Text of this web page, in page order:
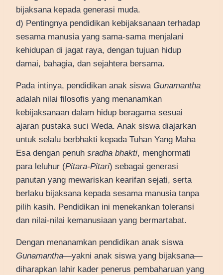
bijaksana kepada generasi muda.
d) Pentingnya pendidikan kebijaksanaan terhadap
sesama manusia yang sama-sama menjalani
kehidupan di jagat raya, dengan tujuan hidup
damai, bahagia, dan sejahtera bersama.
Pada intinya, pendidikan anak siswa Gunamantha
adalah nilai filosofis yang menanamkan
kebijaksanaan dalam hidup beragama sesuai
ajaran pustaka suci Weda. Anak siswa diajarkan
untuk selalu berbhakti kepada Tuhan Yang Maha
Esa dengan penuh sradha bhakti, menghormati
para leluhur (Pitara-Pitari) sebagai generasi
panutan yang mewariskan kearifan sejati, serta
berlaku bijaksana kepada sesama manusia tanpa
pilih kasih. Pendidikan ini menekankan toleransi
dan nilai-nilai kemanusiaan yang bermartabat.
Dengan menanamkan pendidikan anak siswa
Gunamantha—yakni anak siswa yang bijaksana—
diharapkan lahir kader penerus pembaharuan yang